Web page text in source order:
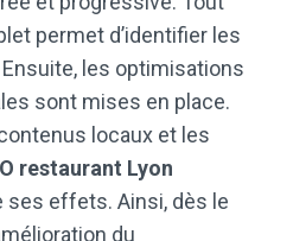
permet d’identifier les
les optimisations
sont mises en place.
locaux et les
restaurant Lyon
ses effets. Ainsi, dès le
du